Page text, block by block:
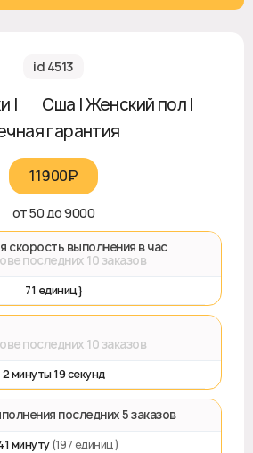
id 4513
| 🇺🇸 Сша | Женский пол | ♻
гарантия
11900₽‎
от 50 до 9000
скорость выполнения в час
последних 10 заказов
71 единиц}
последних 10 заказов
2 минуты 19 секунд
последних 5 заказов
минуту(197 единиц)